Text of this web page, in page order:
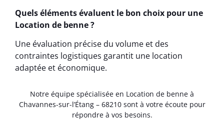
Quels éléments évaluent le bon choix pour une
Location de benne ?
Une évaluation précise du volume et des
contraintes logistiques garantit une location
adaptée et économique.
Notre équipe spécialisée en Location de benne à
Chavannes-sur-l’Étang – 68210 sont à votre écoute pour
répondre à vos besoins.